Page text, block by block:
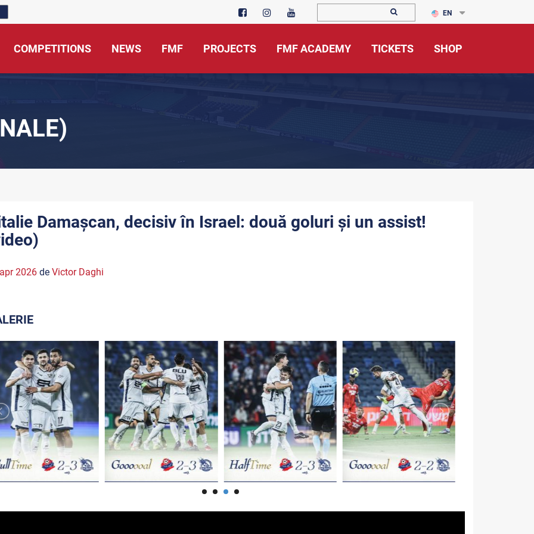
EN
COMPETITIONS NEWS FMF PROJECTS FMF ACADEMY TICKETS SHOP
Damașcan, decisiv în Israel: două goluri și un assist!
2026de Victor Daghi